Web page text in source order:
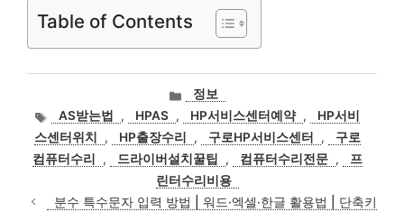
Table of Contents
카
테
고
리
정보
태
그
AS받는법 , HPAS , HP서비스센터예약 ,
HP서비
스센터위치
, HP출장수리 , 구로HP서비스센터 ,
구로
컴퓨터수리
, 드라이버설치꿀팁 , 컴퓨터수리전문 ,
프
린터수리비용
분수 특수문자 입력 방법 | 워드·엑셀·한글 활용법 | 단축키